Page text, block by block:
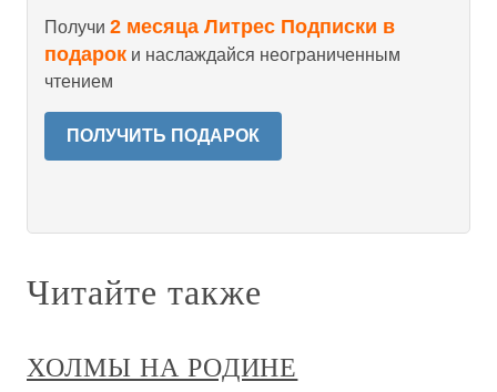
Получи 2 месяца Литрес Подписки в
подарок и наслаждайся неограниченным
чтением
ПОЛУЧИТЬ ПОДАРОК
Читайте также
ХОЛМЫ НА РОДИНЕ